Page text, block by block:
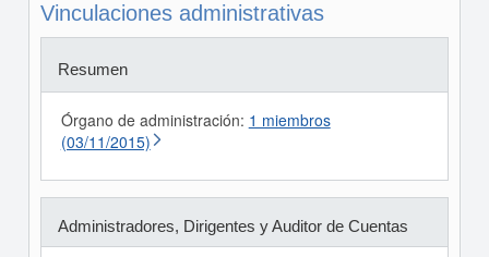
Vinculaciones administrativas
Resumen
Órgano de administración: 1 miembros
(03/11/2015)
Administradores, Dirigentes y Auditor de Cuentas